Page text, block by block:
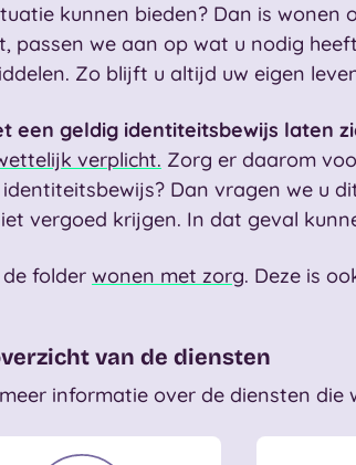
kunnen bieden? Dan is
passen we aan op wat u nodig
Zo blijft u altijd uw eigen
een geldig identiteitsbewijs laten
verplicht. Zorg er daarom
Dan vragen we u
vergoed krijgen. In dat geval
folder wonen met zorg. Deze is
van de diensten
informatie over de diensten die